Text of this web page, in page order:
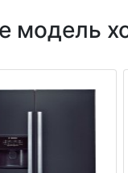
модель